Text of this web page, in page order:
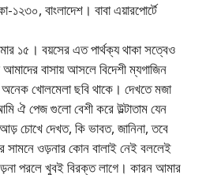
বাংলাদেশ। বাবা এয়ারপোর্টে
১৫। বয়সের এত পার্থক্য থাকা সত্বেও
বাসায় আসলে বিদেশী ম্যগাজিন
খোলমেলা ছবি থাকে। দেখতে মজা
ঐ পেজ গুলো বেশী করে উল্টাতাম যেন
চোখে দেখত, কি ভাবত, জানিনা, তবে
ওড়নার কোন বালাই নেই বললেই
পরলে খুবই বিরক্ত লাগে। কারন আমার